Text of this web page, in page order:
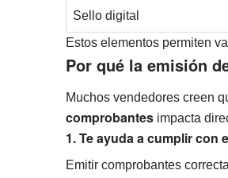
Sello digital
Estos elementos permiten
Por qué la emisión
Muchos vendedores creen
comprobantes impacta
1. Te ayuda a cumplir con
Emitir comprobantes